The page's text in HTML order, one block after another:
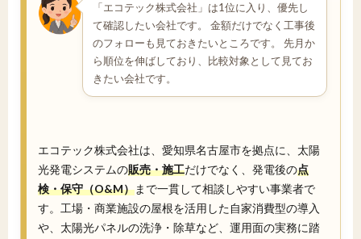
「エコテック株式会社」は1位に入り、優先し
て確認したい会社です。 金額だけでなく工事後
のフォローも見ておきたいところです。 先月か
ら順位を伸ばしており、比較対象として見てお
きたい会社です。
エコテック株式会社は、愛知県名古屋市を拠点に、太陽
光発電システムの販売・施工だけでなく、発電後の点
検・保守（O&M）まで一貫して相談しやすい事業者で
す。工場・商業施設の屋根を活用した自家消費型の導入
や、太陽光パネルの洗浄・除草など、運用面の実務に踏